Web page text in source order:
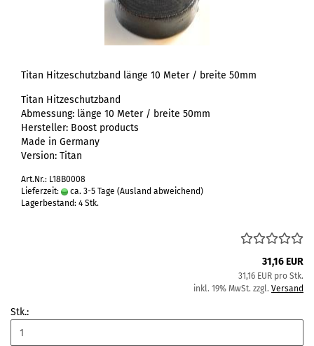
Titan Hitzeschutzband länge 10 Meter / breite 50mm
Titan Hitzeschutzband
Abmessung: länge 10 Meter / breite 50mm
Hersteller: Boost products
Made in Germany
Version: Titan
Art.Nr.: L18B0008
Lieferzeit:
ca. 3-5 Tage (Ausland abweichend)
Lagerbestand: 4 Stk.
31,16 EUR
31,16 EUR pro Stk.
inkl. 19% MwSt. zzgl. Versand
Stk.: